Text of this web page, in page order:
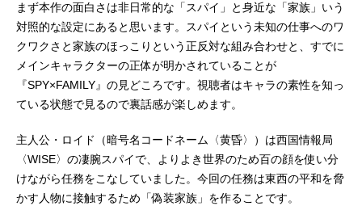
まず本作の面白さは非日常的な「スパイ」と身近な「家族」いう
対照的な設定にあると思います。スパイという未知の仕事へのワ
クワクさと家族のほっこりという正反対な組み合わせと、すでに
メインキャラクターの正体が明かされていることが
『SPY×FAMILY』の見どころです。視聴者はキャラの素性を知っ
ている状態で見るので裏話感が楽しめます。
主人公・ロイド（暗号名コードネーム〈黄昏〉）は西国情報局
〈WISE〉の凄腕スパイで、よりよき世界のため百の顔を使い分
けながら任務をこなしていました。今回の任務は東西の平和を脅
かす人物に接触するため「偽装家族」を作ることです。